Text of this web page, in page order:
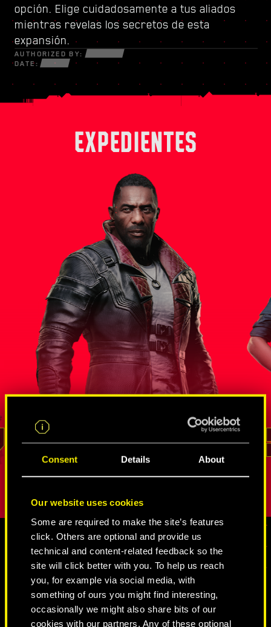
Consent Details About
Our website uses cookies
Some are required to make the site’s features
click. Others are optional and provide us
technical and content-related feedback so the
site will click better with you. To help us reach
you, for example via social media, with
something of ours you might find interesting,
occasionally we might also share bits of our
cookies with our partners. Any of these optional
opción. Elige cuidadosamente a tus aliados
mientras revelas los secretos de esta
expansión.
AUTHORIZED BY:
DATE:
descubrirás encargos y misiones de alta
intensidad con más cosas en juego que nunca.
netrunners y mercenarios sin escrúpulos
dispuestos a todo por el dinero y el poder.
EXPEDIENTES
en
recurso
Solomon Reed es un experimentado
agente de la FIA que ha demostrado su
valía en un sinfín de misiones de
inteligencia encubiertas. Él sabe mejor
las innumerables redes de
espías y netrunners
información y cómo acceder a los lugares
REED
Alex, en
de
Estados
vena
CONTENIDO MULTIMEDIA
CYBERPUNK 2077